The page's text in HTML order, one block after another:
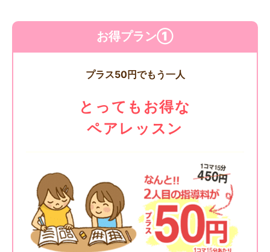
お得プラン①
プラス50円でもう一人
とってもお得な
ペアレッスン